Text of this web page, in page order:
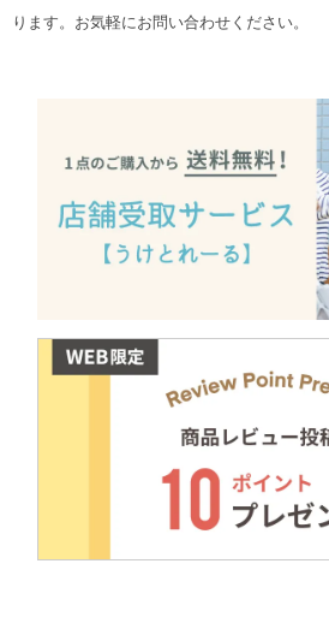
ります。お気軽にお問い合わせください。